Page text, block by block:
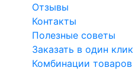
Отзывы
Контакты
Полезные советы
Заказать в один клик
Комбинации товаров